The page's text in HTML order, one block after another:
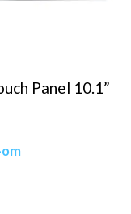
Panel 10.1”